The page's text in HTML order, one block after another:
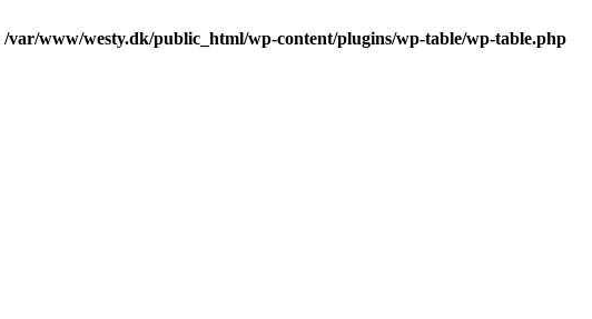
/var/www/westy.dk/public_html/wp-content/plugins/wp-table/wp-table.php